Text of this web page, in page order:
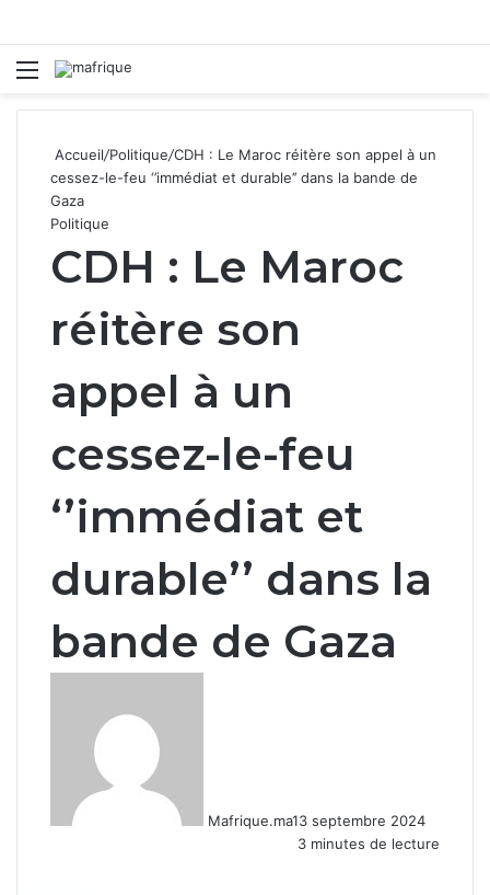
Menu
Accueil/Politique/CDH : Le Maroc réitère son appel à un
cessez-le-feu ‘’immédiat et durable’’ dans la bande de
Gaza
Politique
CDH : Le Maroc
réitère son
appel à un
cessez-le-feu
‘’immédiat et
durable’’ dans la
bande de Gaza
Mafrique.ma13 septembre 2024
3 minutes de lecture